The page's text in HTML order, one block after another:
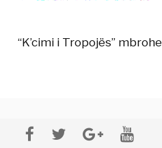
“K’cimi i Tropojës”